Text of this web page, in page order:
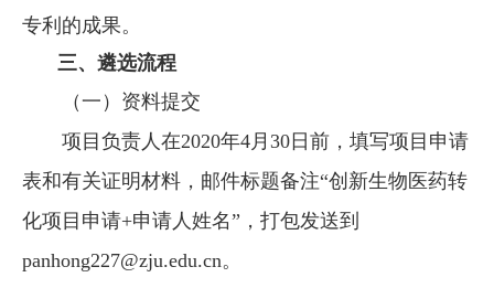
专利的成果。
三、遴选流程
（一）资料提交
项目负责人在2020年4月30日前，填写项目申请
表和有关证明材料，邮件标题备注“创新生物医药转
化项目申请+申请人姓名”，打包发送到
panhong227@zju.edu.cn。